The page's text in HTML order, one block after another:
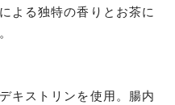
よる独特の香りとお茶に
キストリンを使用。腸内